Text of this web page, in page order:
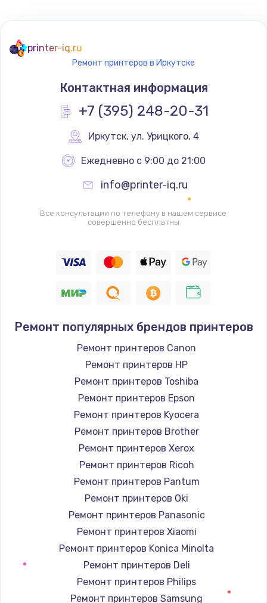
Замена термостата
1200 руб.
Заказать
Замена реле
Замена термопредохранителя
700 руб.
Замена ТЭНа
2500 руб.
Замена шнура
1400 руб.
Заказать
Замена / ремонт электронного модуля
управления
600 руб.
Заказать
Замена конфорки
1100 руб.
Заказать
Замена платы сенсора
Заказать
printer-iq.ru
Ремонт принтеров в Иркутске
Контактная информация
+7 (395) 248-20-31
Иркутск, ул. Урицкого, 4
Ежедневно с 9:00 до 21:00
info@printer-iq.ru
Все консультации по телефону в нашем сервисе
совершенно бесплатны
Ремонт популярных брендов принтеров
Ремонт принтеров Canon
Ремонт принтеров HP
Ремонт принтеров Toshiba
Ремонт принтеров Epson
Ремонт принтеров Kyocera
Ремонт принтеров Brother
Ремонт принтеров Xerox
Ремонт принтеров Ricoh
Ремонт принтеров Pantum
Ремонт принтеров Oki
Ремонт принтеров Panasonic
Ремонт принтеров Xiaomi
Ремонт принтеров Konica Minolta
Ремонт принтеров Deli
Ремонт принтеров Philips
Ремонт принтеров Samsung